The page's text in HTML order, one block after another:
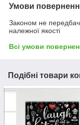
Умови
Законом не
належної якості
Всі умови
Подібні товари